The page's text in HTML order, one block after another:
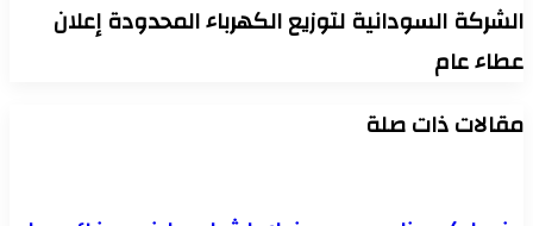
الشركة السودانية لتوزيع الكهرباء المحدودة إعلان
عطاء عام
مقالات ذات صلة